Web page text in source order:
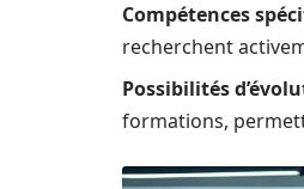
Compétences
recherchent
Possibilités
formations,